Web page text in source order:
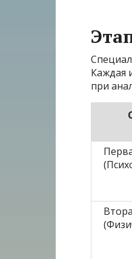
Каждая
при